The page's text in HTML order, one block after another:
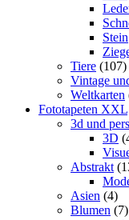
Stein
Tiere (107)
Vintage
Weltkarten
Fototapeten XXL
3d und
3D
Abstrakt
Asien (4)
Blumen (7)